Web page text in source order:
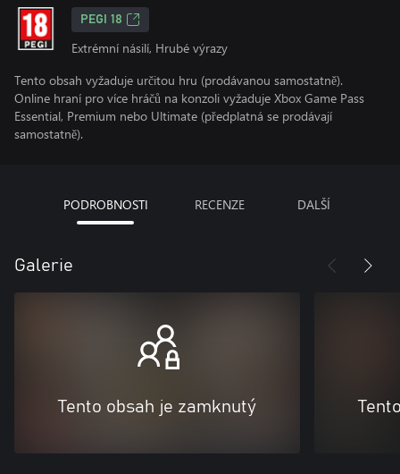
PEGI 18
Extrémní násilí, Hrubé výrazy
Tento obsah vyžaduje určitou hru (prodávanou samostatně).
Online hraní pro více hráčů na konzoli vyžaduje Xbox Game Pass
Essential, Premium nebo Ultimate (předplatná se prodávají
samostatně).
PODROBNOSTI RECENZE DALŠÍ
Galerie
Tento obsah je zamknutý